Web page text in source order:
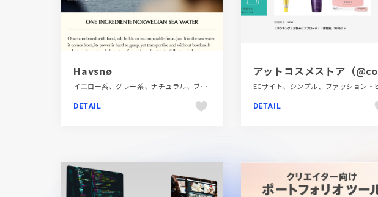
Havsnø
イエロー系、グレー系、ナチュラル、ブランド・サービスサイト、ホワイト系、大きめ写真、施設・店舗サイト、海外サイト、飲食店・グルメ・ウェディング
DETAIL DETAIL